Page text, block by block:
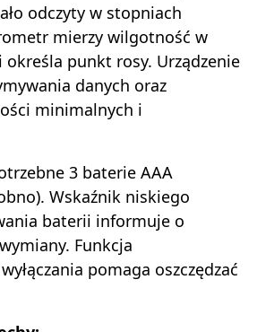
odczyty w stopniach
mierzy wilgotność w
określa punkt rosy. Urządzenie
danych oraz
minimalnych i
3 baterie AAA
Wskaźnik niskiego
baterii informuje o
Funkcja
pomaga oszczędzać